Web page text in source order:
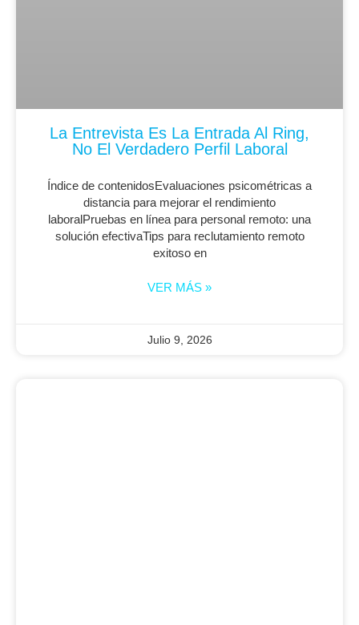
La Entrevista Es La Entrada Al Ring,
No El Verdadero Perfil Laboral
Índice de contenidosEvaluaciones psicométricas a
distancia para mejorar el rendimiento
laboralPruebas en línea para personal remoto: una
solución efectivaTips para reclutamiento remoto
exitoso en
VER MÁS »
Julio 9, 2026